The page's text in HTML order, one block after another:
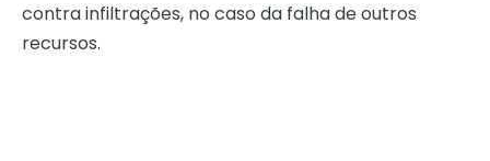
contra infiltrações, no caso da falha de outros
recursos.